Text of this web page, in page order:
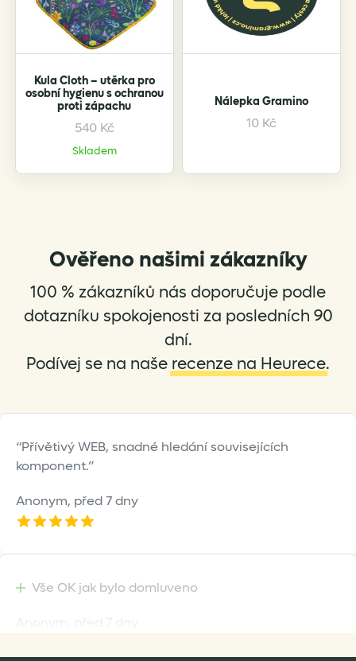
Kula Cloth – utěrka pro
osobní hygienu s ochranou
proti zápachu
540 Kč
Skladem
This
has
multiple
may
chosen
on
page
Nálepka Gramino
10 Kč
This
multiple
may
chosen
on
page
Ověřeno našimi zákazníky
100 % zákazníků nás doporučuje podle
dotazníku spokojenosti za posledních 90
dní.
Podívej se na naše recenze na Heurece.
Přívětivý WEB, snadné hledání souvisejících
komponent.
Anonym, před 7 dny
Vše OK jak bylo domluveno